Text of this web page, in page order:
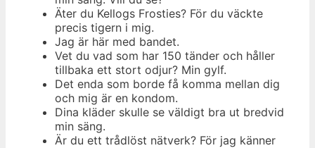
Äter du Kellogs Frosties? För du väckte
precis tigern i mig.
Jag är här med bandet.
Vet du vad som har 150 tänder och håller
tillbaka ett stort odjur? Min gylf.
Det enda som borde få komma mellan dig
och mig är en kondom.
Dina kläder skulle se väldigt bra ut bredvid
min säng.
Är du ett trådlöst nätverk? För jag känner